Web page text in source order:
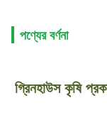
পণ্যের বর্ণনা
গ্রিনহাউস কৃষি